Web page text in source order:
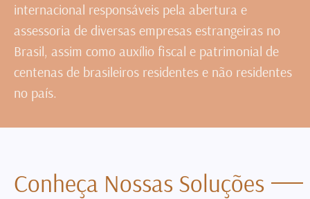
internacional responsáveis pela abertura e
assessoria de diversas empresas estrangeiras no
Brasil, assim como auxílio fiscal e patrimonial de
centenas de brasileiros residentes e não residentes
no país.
Conheça Nossas Soluções